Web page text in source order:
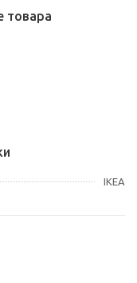
товара
IKEA